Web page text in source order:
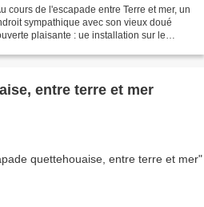
cours de l'escapade entre Terre et mer, un
sympathique avec son vieux doué
plaisante : ue installation sur le
entre terre et mer